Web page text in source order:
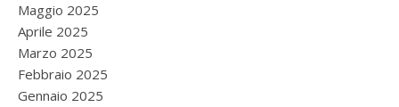
Maggio 2025
Aprile 2025
Marzo 2025
Febbraio 2025
Gennaio 2025